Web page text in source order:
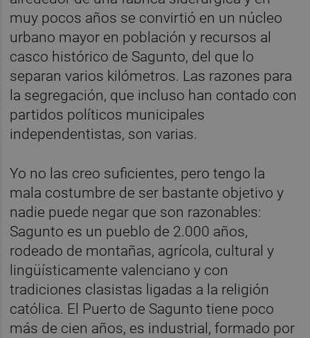
muy pocos años se convirtió en un núcleo
urbano mayor en población y recursos al
casco histórico de Sagunto, del que lo
separan varios kilómetros. Las razones para
la segregación, que incluso han contado con
partidos políticos municipales
independentistas, son varias.
Yo no las creo suficientes, pero tengo la
mala costumbre de ser bastante objetivo y
nadie puede negar que son razonables:
Sagunto es un pueblo de 2.000 años,
rodeado de montañas, agrícola, cultural y
lingüísticamente valenciano y con
tradiciones clasistas ligadas a la religión
católica. El Puerto de Sagunto tiene poco
más de cien años, es industrial, formado por